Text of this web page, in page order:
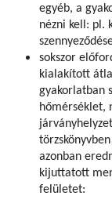
egyéb, a
nézni kell: pl.
sokszor
kialakított
gyakorlatban
hőmérséklet,
azonban
kijuttatott
felületet: